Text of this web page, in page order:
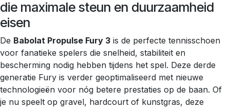
die maximale steun en duurzaamheid
eisen
De Babolat Propulse Fury 3 is de perfecte tennisschoen
voor fanatieke spelers die snelheid, stabiliteit en
bescherming nodig hebben tijdens het spel. Deze derde
generatie Fury is verder geoptimaliseerd met nieuwe
technologieën voor nóg betere prestaties op de baan. Of
je nu speelt op gravel, hardcourt of kunstgras, deze